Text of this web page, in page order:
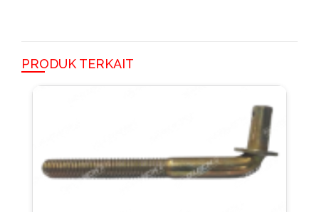
PRODUK TERKAIT